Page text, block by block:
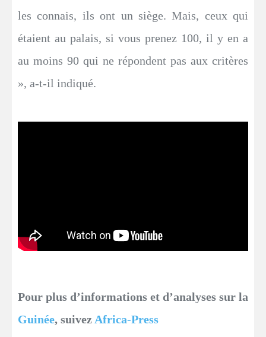
les connais, ils ont un siège. Mais, ceux qui
étaient au palais, si vous prenez 100, il y en a
au moins 90 qui ne répondent pas aux critères
», a-t-il indiqué.
Pour plus d’informations et d’analyses sur la
Guinée, suivez Africa-Press